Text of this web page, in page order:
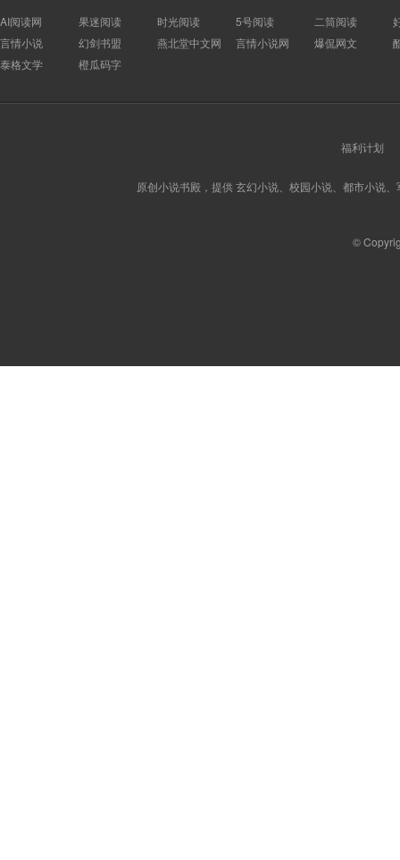
AI阅读网 果迷阅读 时光阅读 5号阅读 二筒阅读
言情小说
幻剑书盟 燕北堂中文网 言情小说网 爆侃网文
泰格文学
橙瓜码字
福利计划
原创小说书殿，提供 玄幻小说、校园小说、都市小说
©